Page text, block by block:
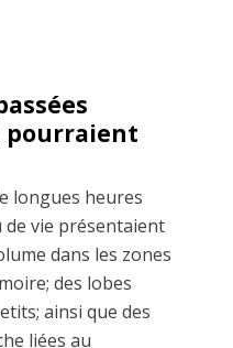
pourraient
longues heures
de vie présentaient
dans les zones
des lobes
ainsi que des
liées au